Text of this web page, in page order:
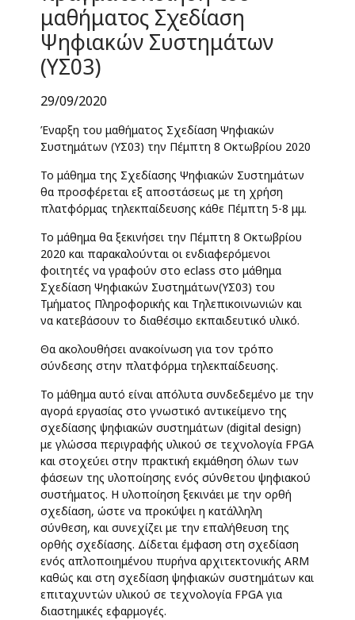
μαθήματος Σχεδίαση
Ψηφιακών Συστημάτων
(ΥΣ03)
29/09/2020
Έναρξη του μαθήματος Σχεδίαση Ψηφιακών
Συστημάτων (ΥΣ03) την Πέμπτη 8 Οκτωβρίου 2020
Το μάθημα της Σχεδίασης Ψηφιακών Συστημάτων
θα προσφέρεται εξ αποστάσεως με τη χρήση
πλατφόρμας τηλεκπαίδευσης κάθε Πέμπτη 5-8 μμ.
Το μάθημα θα ξεκινήσει την Πέμπτη 8 Οκτωβρίου
2020 και παρακαλούνται οι ενδιαφερόμενοι
φοιτητές να γραφούν στο eclass στο μάθημα
Σχεδίαση Ψηφιακών Συστημάτων(ΥΣ03) του
Τμήματος Πληροφορικής και Τηλεπικοινωνιών και
να κατεβάσουν το διαθέσιμο εκπαιδευτικό υλικό.
Θα ακολουθήσει ανακοίνωση για τον τρόπο
σύνδεσης στην πλατφόρμα τηλεκπαίδευσης.
Το μάθημα αυτό είναι απόλυτα συνδεδεμένο με την
αγορά εργασίας στο γνωστικό αντικείμενο της
σχεδίασης ψηφιακών συστημάτων (digital design)
με γλώσσα περιγραφής υλικού σε τεχνολογία FPGA
και στοχεύει στην πρακτική εκμάθηση όλων των
φάσεων της υλοποίησης ενός σύνθετου ψηφιακού
συστήματος. Η υλοποίηση ξεκινάει με την ορθή
σχεδίαση, ώστε να προκύψει η κατάλληλη
σύνθεση, και συνεχίζει με την επαλήθευση της
ορθής σχεδίασης. Δίδεται έμφαση στη σχεδίαση
ενός απλοποιημένου πυρήνα αρχιτεκτονικής ARM
καθώς και στη σχεδίαση ψηφιακών συστημάτων και
επιταχυντών υλικού σε τεχνολογία FPGA για
διαστημικές εφαρμογές.